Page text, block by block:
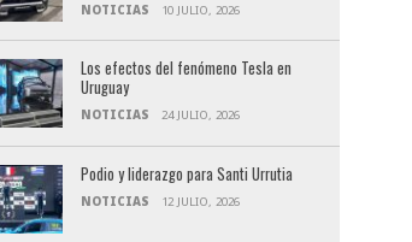
NOTICIAS 10 JULIO, 2026
Los efectos del fenómeno Tesla en
Uruguay
NOTICIAS 24 JULIO, 2026
Podio y liderazgo para Santi Urrutia
NOTICIAS 12 JULIO, 2026